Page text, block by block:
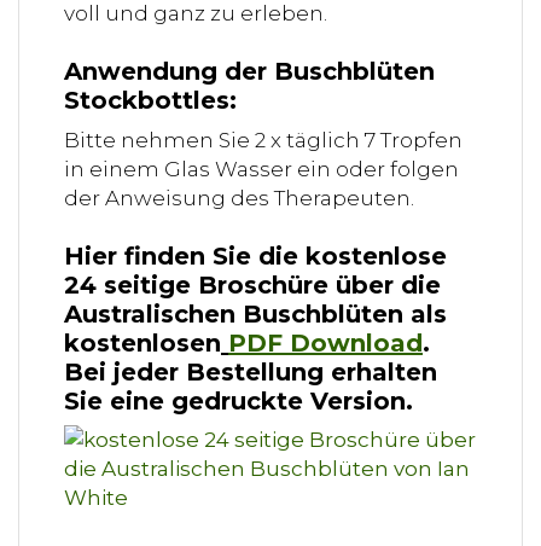
voll und ganz zu erleben.
Anwendung der Buschblüten
Stockbottles:
Bitte nehmen Sie 2 x täglich 7 Tropfen
in einem Glas Wasser ein oder folgen
der Anweisung des Therapeuten.
Hier finden Sie die kostenlose
24 seitige Broschüre über die
Australischen Buschblüten als
kostenlosen PDF Download.
Bei jeder Bestellung erhalten
Sie eine gedruckte Version.